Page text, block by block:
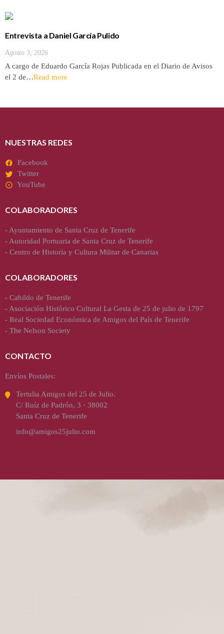
Entrevista a Daniel García Pulido
Agosto 3, 2026
A cargo de Eduardo García Rojas Publicada en el Diario de Avisos
el 2 de…Read more
NUESTRAS REDES
Facebook
Twitter
YouTube
COLABORADORES
- Ayuntamiento de Santa Cruz de Tenerife
- Autoridad Portuaria de Santa Cruz de Tenerife
- Centro de Historia y Cultura Militar de Canarias
COLABORADORES
- Cabildo de Tenerife
- Asociación Histórico Cultural La Gesta de 25 de julio de 1797
- Real Sociedad Económica de Amigos del País de Tenerife
- The Nelson Society
CONTACTO
Envíos Postales:
Tertulia Amigos del 25 de Julio.
C/ Ruíz de Padrón, 3 · 38002
Santa Cruz de Tenerife
info@amigos25julio.com